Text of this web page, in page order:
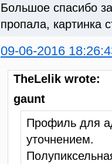
Большое спасибо
пропала, картинка
09-06-2016
TheLelik wrote:
gaunt
Профиль для
уточнением.